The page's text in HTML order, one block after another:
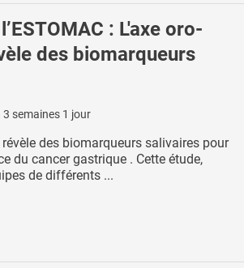
: L'axe oro-
des biomarqueurs
3 semaines 1 jour
des biomarqueurs salivaires pour
du cancer gastrique . Cette étude,
de différents ...